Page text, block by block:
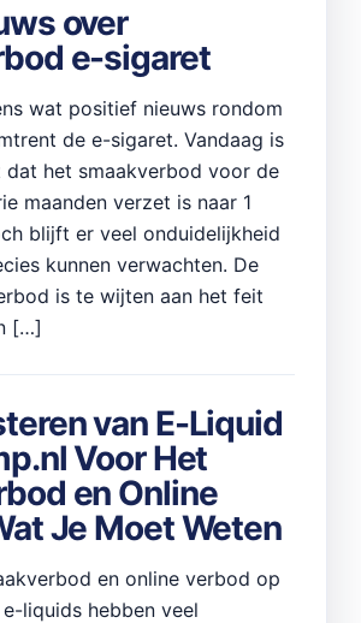
over
e-sigaret
wat positief nieuws rondom
de e-sigaret. Vandaag is
dat het smaakverbod voor de
maanden verzet is naar 1
blijft er veel onduidelijkheid
kunnen verwachten. De
is te wijten aan het feit
[…]
van E-Liquid
Voor Het
en Online
Je Moet Weten
en online verbod op
liquids hebben veel